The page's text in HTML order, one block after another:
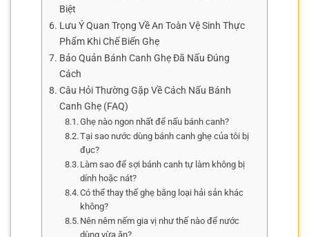
Biệt
Lưu Ý Quan Trọng Về An Toàn Vệ Sinh Thực
Phẩm Khi Chế Biến Ghẹ
Bảo Quản Bánh Canh Ghẹ Đã Nấu Đúng
Cách
Câu Hỏi Thường Gặp Về Cách Nấu Bánh
Canh Ghẹ (FAQ)
Ghẹ nào ngon nhất để nấu bánh canh?
Tại sao nước dùng bánh canh ghẹ của tôi bị
đục?
Làm sao để sợi bánh canh tự làm không bị
dính hoặc nát?
Có thể thay thế ghẹ bằng loại hải sản khác
không?
Nên nêm nếm gia vị như thế nào để nước
dùng vừa ăn?